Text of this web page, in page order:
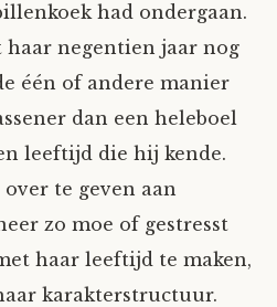
had ondergaan.
haar negentien jaar nog
één of andere manier
dan een heleboel
leeftijd die hij kende.
te geven aan
zo moe of gestresst
haar leeftijd te maken,
karakterstructuur.